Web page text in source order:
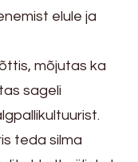
elule ja
mõjutas ka
sageli
teda silma